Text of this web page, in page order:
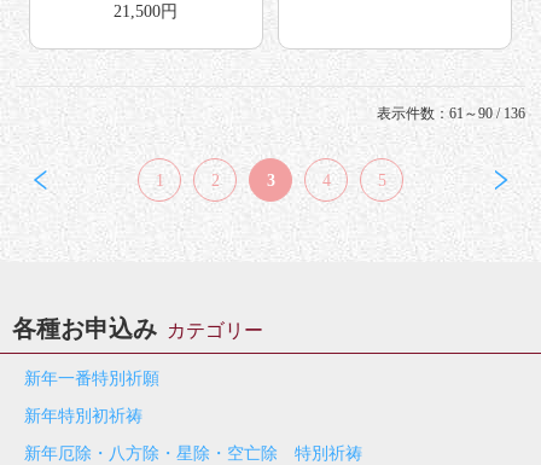
21,500円
表示件数：61～90 / 136
1 2 3 4 5
各種お申込み カテゴリー
新年一番特別祈願
新年特別初祈祷
新年厄除・八方除・星除・空亡除 特別祈祷